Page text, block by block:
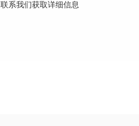
联系我们获取详细信息